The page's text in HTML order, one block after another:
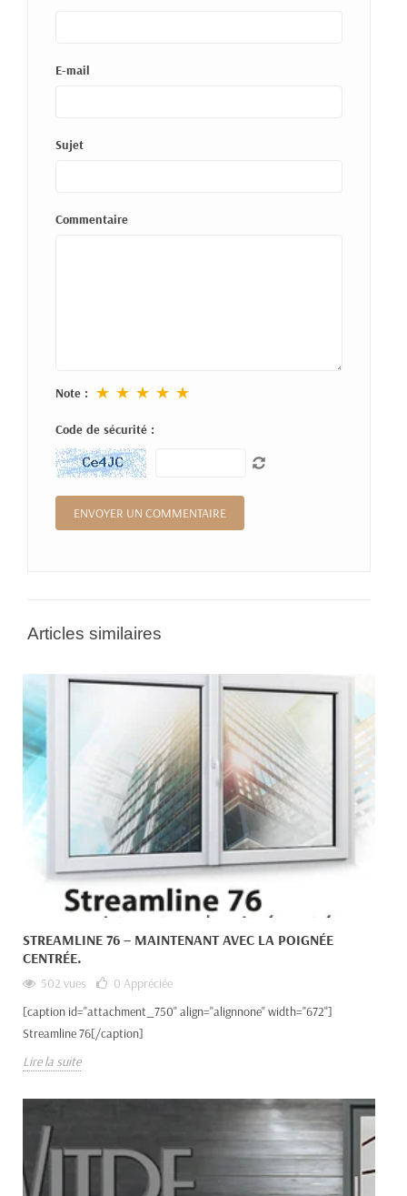
E-mail
Sujet
Commentaire
Note : ★ ★ ★ ★ ★
Code de sécurité :
Articles similaires
STREAMLINE 76 – MAINTENANT AVEC LA POIGNÉE
CENTRÉE.
502 vues 0 Appréciée
[caption id="attachment_750" align="alignnone" width="672"]
Streamline 76[/caption]
Lire la suite